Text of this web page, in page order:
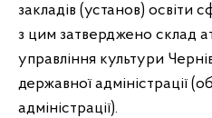
закладів (установ) освіти
з цим затверджено склад
управління культури
державної адміністрації
адміністрації).